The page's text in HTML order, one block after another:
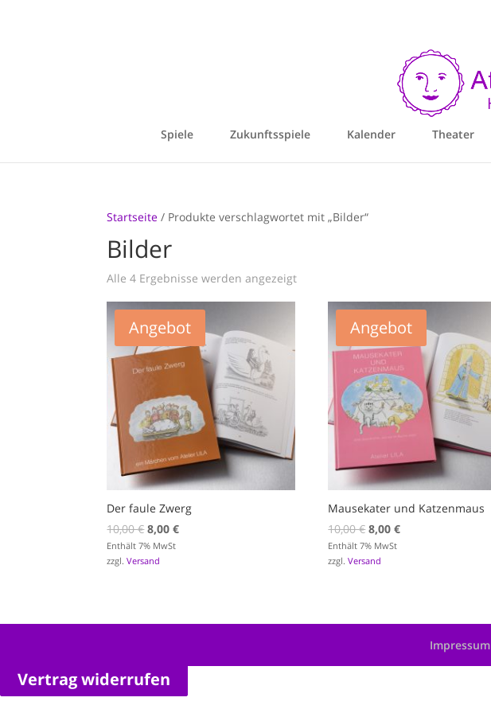
Spiele Zukunftsspiele Kalender Theater
Startseite / Produkte verschlagwortet mit „Bilder“
Bilder
Alle 4 Ergebnisse werden angezeigt
Angebot
Der faule Zwerg
10,00€Ursprünglicher
Preis
war:
8,00€Aktueller
Enthält 7% MwSt
zzgl.Versand
Angebot
Mausekater und Katzenmaus
10,00€Ursprünglicher
Preis
war:
8,00€Aktueller
Enthält 7% MwSt
zzgl.Versand
Impressum
Vertrag widerrufen